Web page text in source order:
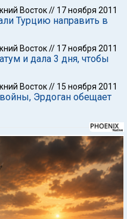
Восток// 17 ноября 2011
Турцию направить в
Восток// 17 ноября 2011
и дала 3 дня, чтобы
Восток// 15 ноября 2011
Эрдоган обещает